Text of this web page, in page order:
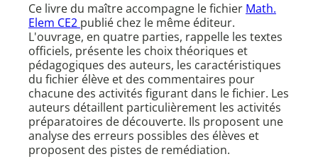
Ce livre du maître accompagne le fichier Math.
Elem CE2 publié chez le même éditeur.
L'ouvrage, en quatre parties, rappelle les textes
officiels, présente les choix théoriques et
pédagogiques des auteurs, les caractéristiques
du fichier élève et des commentaires pour
chacune des activités figurant dans le fichier. Les
auteurs détaillent particulièrement les activités
préparatoires de découverte. Ils proposent une
analyse des erreurs possibles des élèves et
proposent des pistes de remédiation.